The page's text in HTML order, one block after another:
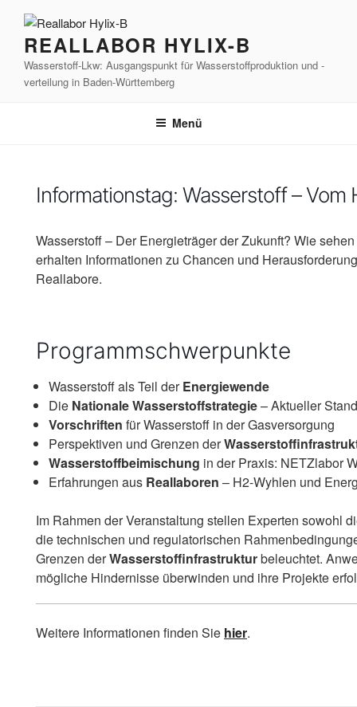
Inhalt
springenREALLABOR HYLIX-B
Wasserstoff-Lkw: Ausgangspunkt für Wasserstoffproduktion und -
verteilung in Baden-Württemberg
Menü
Informationstag: Wasserstoff – Vom
Wasserstoff – Der Energieträger der Zukunft? Wie
erhalten Informationen zu Chancen und
Reallabore.
Programmschwerpunkte
Wasserstoff als Teil derEnergiewende
Die Nationale Wasserstoffstrategie– Aktueller Stand
Vorschriften für Wasserstoff in der Gasversorgung
Perspektiven und Grenzen der
Wasserstoffbeimischung in der Praxis: NETZlabor
Erfahrungen aus Reallaboren – H2-Wyhlen und
Im Rahmen der Veranstaltung stellen Experten sowohl
die technischen und regulatorischen
Grenzen derWasserstoffinfrastrukturbeleuchtet.
mögliche Hindernisse überwinden und ihre Projekte
Weitere Informationen finden Sie hier.